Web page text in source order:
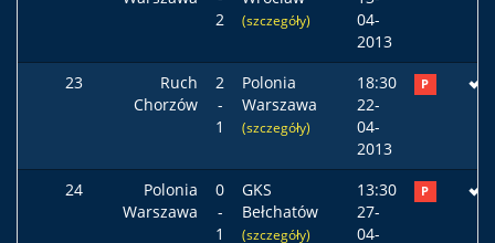
2
(szczegóły)
04-
2013
23
Ruch
Chorzów
2
-
1
Polonia
Warszawa
(szczegóły)
18:30
22-
04-
2013
P
24
Polonia
Warszawa
0
-
1
GKS
Bełchatów
(szczegóły)
13:30
27-
04-
P